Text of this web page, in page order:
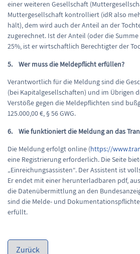
einer weiteren Gesellschaft
Muttergesellschaft kontrolliert (idR also
hält), dem wird auch der Anteil an der
zugerechnet. Ist der Anteil (oder die
25%, ist er wirtschaftlich Berechtigter der
5. Wer muss die Meldepflicht erfüllen?
Verantwortlich für die Meldung sind die
(bei Kapitalgesellschaften) und im Übrigen
Verstöße gegen die Meldepflichten sind
125.000,00 €, § 56 GWG.
6. Wie funktioniert die Meldung an das
Die Meldung erfolgt online (https://
eine Registrierung erforderlich. Die Seite
„Einreichungsassisten“. Der Assistent ist
Er endet mit einer herunterladbaren pdf,
die Datenübermittlung an den
sind die Melde- und
erfüllt.